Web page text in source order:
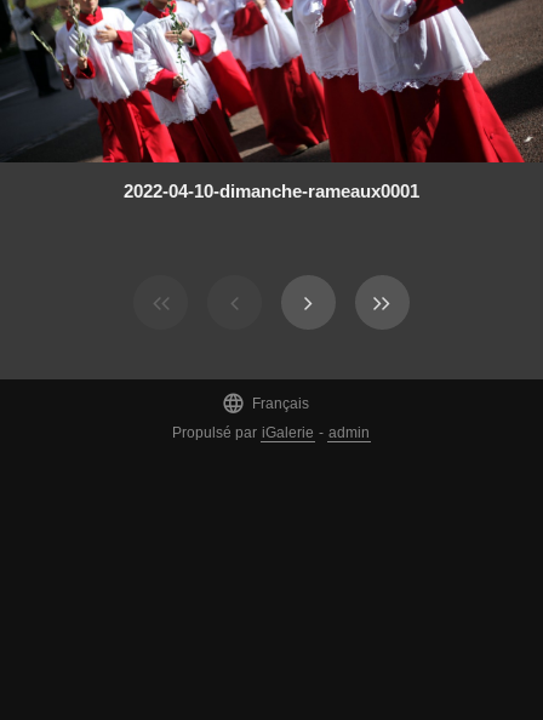
2022-04-10-dimanche-rameaux0001

Français
Propulsé par iGalerie - admin